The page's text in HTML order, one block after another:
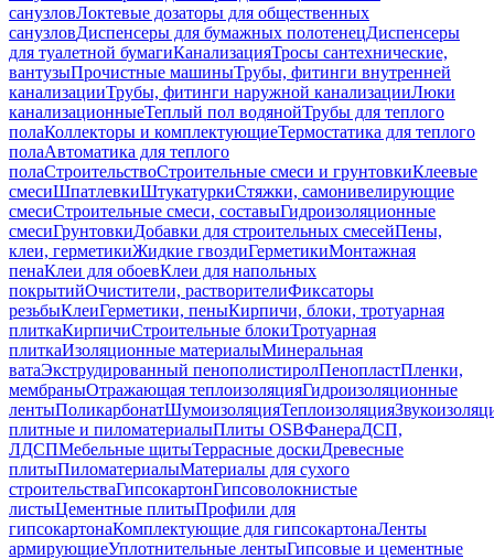
санузловЛоктевые дозаторы для общественных
санузловДиспенсеры для бумажных полотенецДиспенсеры
для туалетной бумагиКанализацияТросы сантехнические,
вантузыПрочистные машиныТрубы, фитинги внутренней
канализацииТрубы, фитинги наружной канализацииЛюки
канализационныеТеплый пол водянойТрубы для теплого
полаКоллекторы и комплектующиеТермостатика для теплого
полаАвтоматика для теплого
полаСтроительствоСтроительные смеси и грунтовкиКлеевые
смесиШпатлевкиШтукатуркиСтяжки, самонивелирующие
смесиСтроительные смеси, составыГидроизоляционные
смесиГрунтовкиДобавки для строительных смесейПены,
клеи, герметикиЖидкие гвоздиГерметикиМонтажная
пенаКлеи для обоевКлеи для напольных
покрытийОчистители, растворителиФиксаторы
резьбыКлеиГерметики, пеныКирпичи, блоки, тротуарная
плиткаКирпичиСтроительные блокиТротуарная
плиткаИзоляционные материалыМинеральная
ватаЭкструдированный пенополистиролПенопластПленки,
мембраныОтражающая теплоизоляцияГидроизоляционные
лентыПоликарбонатШумоизоляцияТеплоизоляция
плитные и пиломатериалыПлиты OSBФанераДСП,
ЛДСПМебельные щитыТеррасные доскиДревесные
плитыПиломатериалыМатериалы для сухого
строительстваГипсокартонГипсоволокнистые
листыЦементные плитыПрофили для
гипсокартонаКомплектующие для гипсокартонаЛенты
армирующиеУплотнительные лентыГипсовые и цементные